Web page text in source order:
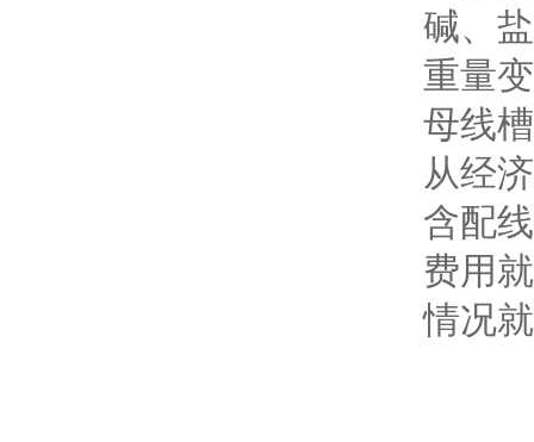
碱、
重量
母线
从经
含配
费用
情况